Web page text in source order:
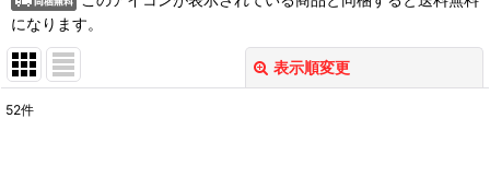
になります。
表示順変更
52件